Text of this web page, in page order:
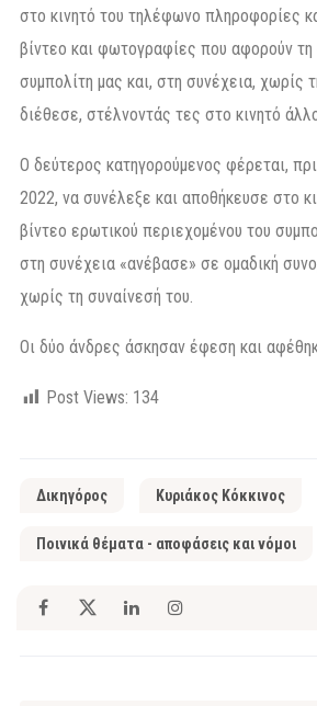
στο κινητό του τηλέφωνο πληροφορίες
βίντεο και φωτογραφίες που αφορούν τη
συμπολίτη μας και, στη συνέχεια, χωρίς
διέθεσε, στέλνοντάς τες στο κινητό
Ο δεύτερος κατηγορούμενος φέρεται,
2022, να συνέλεξε και αποθήκευσε στο
βίντεο ερωτικού περιεχομένου του
στη συνέχεια «ανέβασε» σε ομαδική
χωρίς τη συναίνεσή του.
Οι δύο άνδρες άσκησαν έφεση και
Post Views: 134
Δικηγόρος Κυριάκος Κόκκινος
Ποινικά θέματα - αποφάσεις και νόμοι